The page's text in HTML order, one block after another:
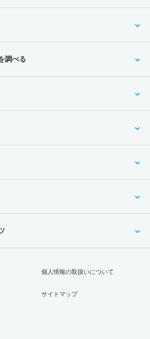
調べる
個人情報の取扱いについて
サイトマップ